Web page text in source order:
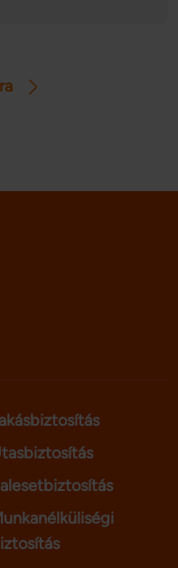
illeték részleteit.